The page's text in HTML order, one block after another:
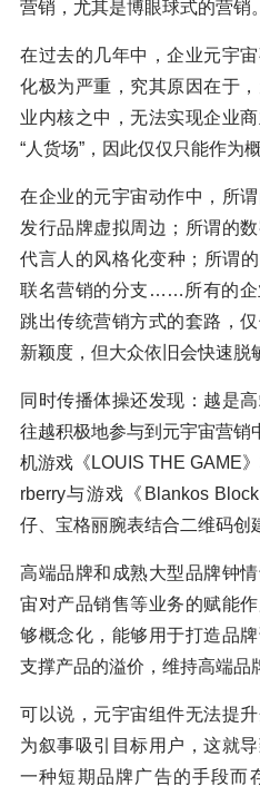
营销，尤其是博眼球式的营销。
在过去的几年中，企业元宇
化极为严重，究其原因在于
业内核之中，无法实现企业
“人货场”，因此仅仅只能作为
在企业的元宇宙动作中，所
发行品牌虚拟周边；所谓的
代言人的风格化变种；所谓
联名营销的分支……所有的企
跳出传统营销方式的套路，
新颖度，但大众依旧会快速脱
同时传播体操还发现：越是
往越积极地参与到元宇宙营销
机游戏《LOUIS THE GAME
rberry与游戏《Blankos
仔、宝格丽腕表结合二维码
高端品牌和成熟大型品牌钟
宙对产品销售等业务的赋能
够概念化，能够用于打造品
支撑产品的溢价，维持高端品
可以说，元宇宙组件无法提
为叙事吸引目标用户，这就
一种短期品牌广告的手段而